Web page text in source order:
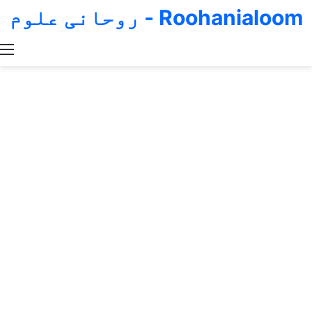
Roohanialoom - روحانی علوم